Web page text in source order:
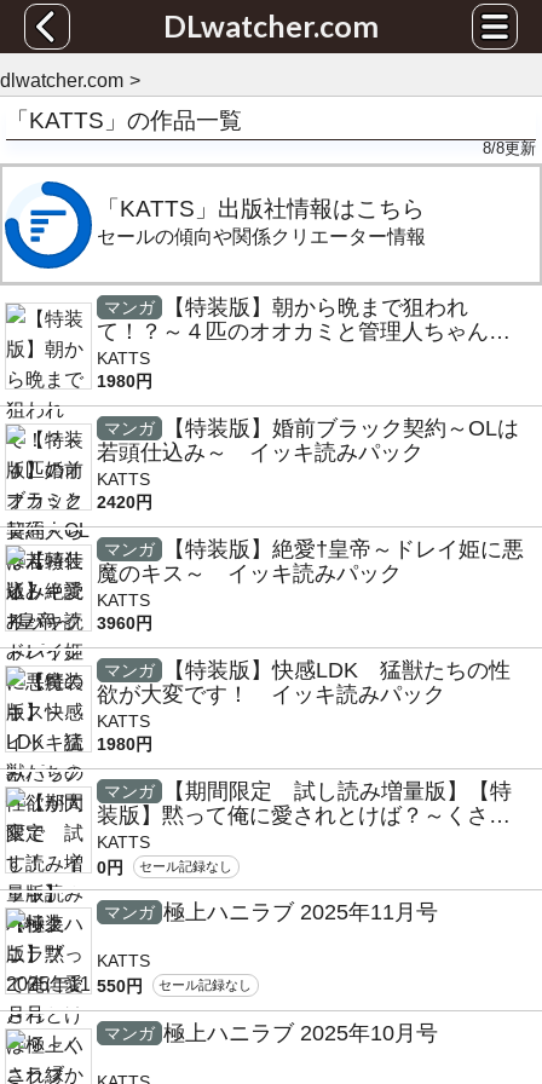
DLwatcher.com
dlwatcher.com
「KATTS」の作品一覧
8/8更新
「KATTS」出版社情報はこちら
セールの傾向や関係クリエーター情報
マンガ
【特装版】朝から晩まで狙われ
て！？～４匹のオオカミと管理人ちゃん
～ イッキ読みパック
KATTS
1980円
マンガ
【特装版】婚前ブラック契約～OLは
若頭仕込み～ イッキ読みパック
KATTS
2420円
マンガ
【特装版】絶愛†皇帝～ドレイ姫に悪
魔のキス～ イッキ読みパック
KATTS
3960円
マンガ
【特装版】快感LDK 猛獣たちの性
欲が大変です！ イッキ読みパック
KATTS
1980円
マンガ
【期間限定 試し読み増量版】【特
装版】黙って俺に愛されとけば？～くされ
縁から男と女に変わる夜～(1)
KATTS
0円
セール記録なし
マンガ 極上ハニラブ 2025年11月号
KATTS
550円
セール記録なし
マンガ 極上ハニラブ 2025年10月号